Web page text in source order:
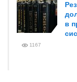
в
1167